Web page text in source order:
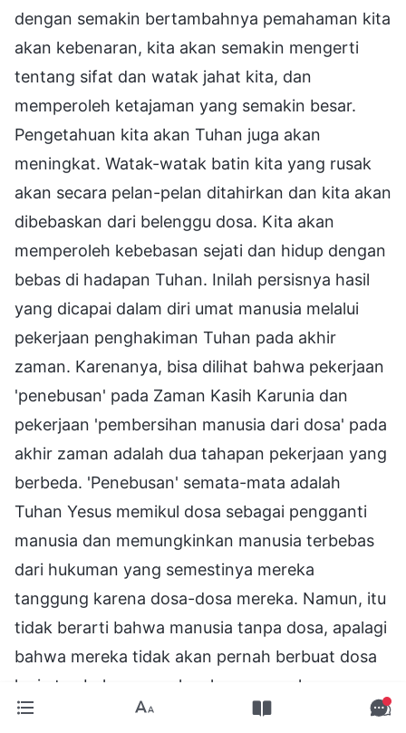
dengan semakin bertambahnya pemahaman kita
akan kebenaran, kita akan semakin mengerti
tentang sifat dan watak jahat kita, dan
memperoleh ketajaman yang semakin besar.
Pengetahuan kita akan Tuhan juga akan
meningkat. Watak-watak batin kita yang rusak
akan secara pelan-pelan ditahirkan dan kita akan
dibebaskan dari belenggu dosa. Kita akan
memperoleh kebebasan sejati dan hidup dengan
bebas di hadapan Tuhan. Inilah persisnya hasil
yang dicapai dalam diri umat manusia melalui
pekerjaan penghakiman Tuhan pada akhir
zaman. Karenanya, bisa dilihat bahwa pekerjaan
'penebusan' pada Zaman Kasih Karunia dan
pekerjaan 'pembersihan manusia dari dosa' pada
akhir zaman adalah dua tahapan pekerjaan yang
berbeda. 'Penebusan' semata-mata adalah
Tuhan Yesus memikul dosa sebagai pengganti
manusia dan memungkinkan manusia terbebas
dari hukuman yang semestinya mereka
tanggung karena dosa-dosa mereka. Namun, itu
tidak berarti bahwa manusia tanpa dosa, apalagi
bahwa mereka tidak akan pernah berbuat dosa
lagi atau bahwa mereka akan sepenuhnya
disucikan. Sementara 'pembersihan manusia dari